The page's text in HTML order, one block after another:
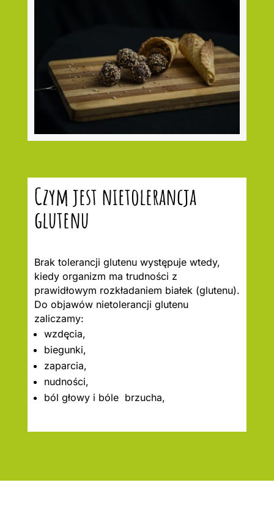
Czym jest nietolerancja
glutenu
Brak tolerancji glutenu występuje wtedy,
kiedy organizm ma trudności z
prawidłowym rozkładaniem białek (glutenu).
Do objawów nietolerancji glutenu
zaliczamy:
wzdęcia,
biegunki,
zaparcia,
nudności,
ból głowy i bóle brzucha,